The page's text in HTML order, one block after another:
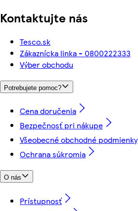
Kontaktujte nás
Tesco.sk
Zákaznícka linka - 0800222333
Výber obchodu
Potrebujete pomoc?
Cena doručenia
Bezpečnosť pri nákupe
Všeobecné obchodné podmienky
Ochrana súkromia
O nás
Prístupnosť